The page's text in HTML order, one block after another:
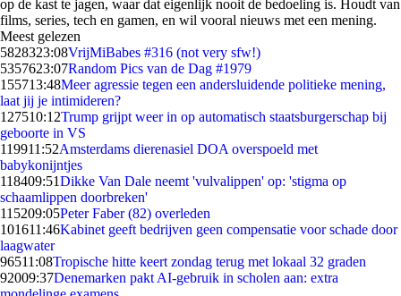
op de kast te jagen, waar dat eigenlijk nooit de bedoeling is. Houdt van
films, series, tech en gamen, en wil vooral nieuws met een mening.
Meest gelezen
5828323:08VrijMiBabes #316 (not very sfw!)
5357623:07Random Pics van de Dag #1979
155713:48Meer agressie tegen een andersluidende politieke mening,
laat jij je intimideren?
127510:12Trump grijpt weer in op automatisch staatsburgerschap bij
geboorte in VS
119911:52Amsterdams dierenasiel DOA overspoeld met
babykonijntjes
118409:51Dikke Van Dale neemt 'vulvalippen' op: 'stigma op
schaamlippen doorbreken'
115209:05Peter Faber (82) overleden
101611:46Kabinet geeft bedrijven geen compensatie voor schade door
laagwater
96511:08Tropische hitte keert zondag terug met lokaal 32 graden
92009:37Denemarken pakt AI-gebruik in scholen aan: extra